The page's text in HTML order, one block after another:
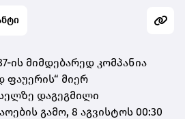
ის მიმდებარედ კომპანია
ფაუერის“ მიერ
დაგეგმილი
გამო, 8 აგვისტოს 00:30